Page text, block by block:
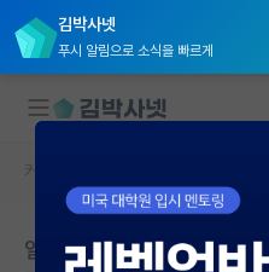
김박사넷
푸시 알림으로 소식을 빠르게
대학원생 모집
국내대학원 정보
커뮤니티 홈
일은 안 가르쳐주는 연구실..